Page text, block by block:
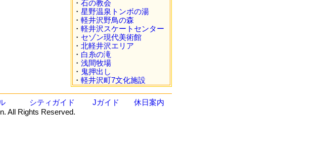
・ 石の教会
・ 星野温泉トンボの湯
・ 軽井沢野鳥の森
・ 軽井沢スケートセンター
・ セゾン現代美術館
・ 北軽井沢エリア
・ 白糸の滝
・ 浅間牧場
・ 鬼押出し
・ 軽井沢町7文化施設
シティガイド Jガイド
休日案内
All Rights Reserved.